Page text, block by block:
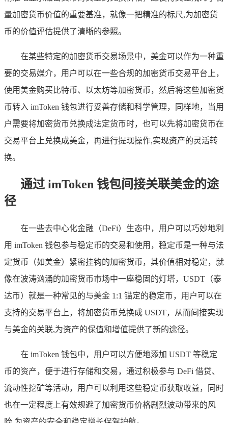
量加密货币价值的重要基准，就像一把精准的标尺,为加密货
币的价值评估提供了清晰的参照。
在某些特定的加密货币交易场景中，美金可以作为一种重
要的交易媒介，用户可以在一些合规的加密货币交易平台上，
使用美金购买比特币、以太坊等加密货币，然后将这些加密货
币转入 imToken 钱包进行妥善存储和科学管理，同样地，当用
户需要将加密货币兑换成法定货币时，也可以先将加密货币在
交易平台上兑换成美金，再进行提现操作,实现资产的灵活转
换。
通过 imToken 钱包间接关联美金的途
径
在一些去中心化金融（DeFi）生态中，用户可以巧妙地利
用 imToken 钱包参与稳定币的交易和使用，稳定币是一种与法
定货币（如美金）紧密挂钩的加密货币，其价值相对稳定，就
像在波涛汹涌的加密货币市场中一座稳固的灯塔，USDT（泰
达币）就是一种常见的与美金 1:1 锚定的稳定币，用户可以在
支持的交易平台上，将加密货币兑换成 USDT，从而间接实现
与美金的关联,为资产的保值和增值提供了新的途径。
在 imToken 钱包中，用户可以方便地添加 USDT 等稳定
币的资产，便于进行存储和交易，通过积极参与 DeFi 借贷、
流动性挖矿等活动，用户可以利用这些稳定币获取收益，同时
也在一定程度上有效规避了加密货币价格剧烈波动带来的风